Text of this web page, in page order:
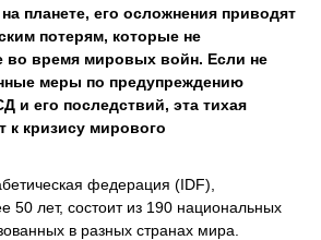
планете, его осложнения приводят
потерям, которые не
во время мировых войн. Если не
меры по предупреждению
и его последствий, эта тихая
к кризису мирового
федерация (IDF),
50 лет, состоит из 190 национальных
в разных странах мира.